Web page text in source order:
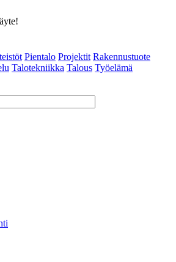
Pientalo Projektit Rakennustuote
Talotekniikka Talous Työelämä